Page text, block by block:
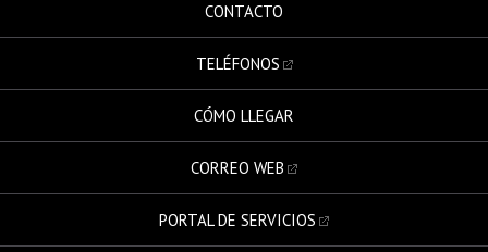
CONTACTO
TELÉFONOS
CÓMO LLEGAR
CORREO WEB
PORTAL DE SERVICIOS